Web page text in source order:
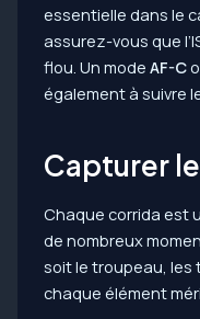
essentielle dans le
assurez-vous que
flou. Un mode AF-C
également à suivre
Capturer
Chaque corrida est
de nombreux
soit le troupeau, les
chaque élément